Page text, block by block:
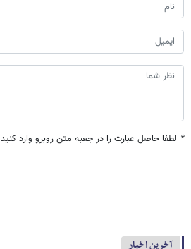
* لطفا حاصل عبارت را در جعبه متن روبرو وارد کنید
آخرین اخبار